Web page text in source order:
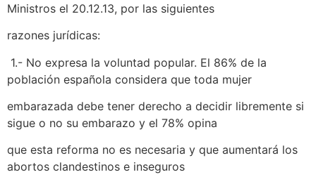
Ministros el 20.12.13, por las siguientes
razones jurídicas:
1.- No expresa la voluntad popular. El 86% de la
población española considera que toda mujer
embarazada debe tener derecho a decidir libremente si
sigue o no su embarazo y el 78% opina
que esta reforma no es necesaria y que aumentará los
abortos clandestinos e inseguros